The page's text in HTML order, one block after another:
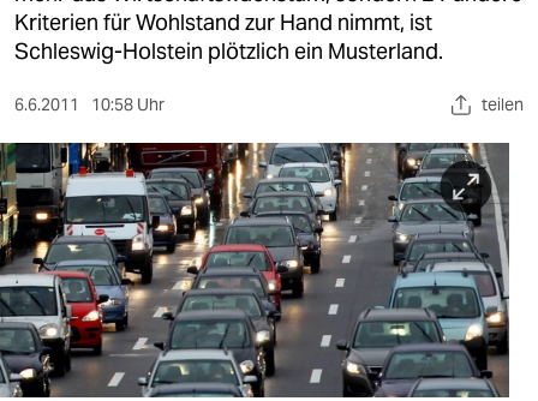
kultur
sport
berlin
nord
wahrheit
verlag
verlag
Kriterien für Wohlstand zur Hand nimmt, ist
Schleswig-Holstein plötzlich ein Musterland.
6.6.2011 10:58 Uhr teilen